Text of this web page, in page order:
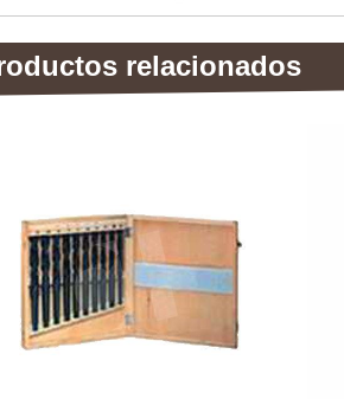
relacionados